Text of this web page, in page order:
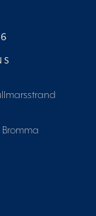
Bromma